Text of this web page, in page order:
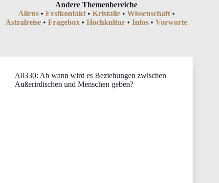
Andere Themenbereiche
Aliens• Erstkontakt• Kristalle• Wissenschaft•
Astralreise •Fragebox •Hochkultur •Infos •Vorworte
A0330: Ab wann wird es Beziehungen zwischen
Außerirdischen und Menschen geben?